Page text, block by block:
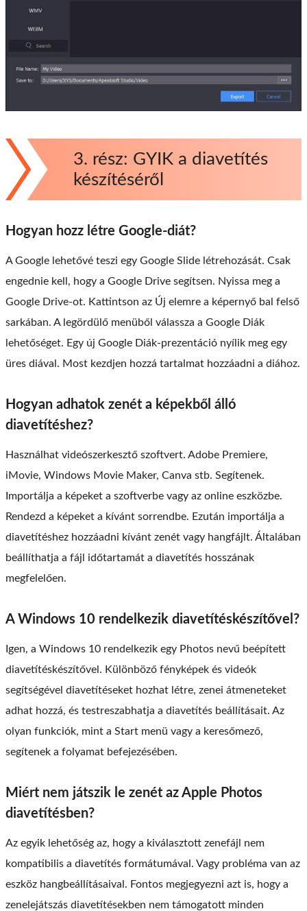
3. rész: GYIK a diavetítés
készítéséről
Hogyan hozz létre Google-diát?
A Google lehetővé teszi egy Google Slide létrehozását. Csak
engednie kell, hogy a Google Drive segítsen. Nyissa meg a
Google Drive-ot. Kattintson az Új elemre a képernyő bal felső
sarkában. A legördülő menüből válassza a Google Diák
lehetőséget. Egy új Google Diák-prezentáció nyílik meg egy
üres diával. Most kezdjen hozzá tartalmat hozzáadni a diához.
Hogyan adhatok zenét a képekből álló
diavetítéshez?
Használhat videószerkesztő szoftvert. Adobe Premiere,
iMovie, Windows Movie Maker, Canva stb. Segítenek.
Importálja a képeket a szoftverbe vagy az online eszközbe.
Rendezd a képeket a kívánt sorrendbe. Ezután importálja a
diavetítéshez hozzáadni kívánt zenét vagy hangfájlt. Általában
beállíthatja a fájl időtartamát a diavetítés hosszának
megfelelően.
A Windows 10 rendelkezik diavetítéskészítővel?
Igen, a Windows 10 rendelkezik egy Photos nevű beépített
diavetítéskészítővel. Különböző fényképek és videók
segítségével diavetítéseket hozhat létre, zenei átmeneteket
adhat hozzá, és testreszabhatja a diavetítés beállításait. Az
olyan funkciók, mint a Start menü vagy a keresőmező,
segítenek a folyamat befejezésében.
Miért nem játszik le zenét az Apple Photos
diavetítésben?
Az egyik lehetőség az, hogy a kiválasztott zenefájl nem
kompatibilis a diavetítés formátumával. Vagy probléma van az
eszköz hangbeállításaival. Fontos megjegyezni azt is, hogy a
zenelejátszás diavetítésekben nem támogatott minden